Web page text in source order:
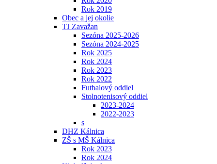
Rok 2019
Obec a jej okolie
TJ Zavažan
Sezóna 2025-2026
Sezóna 2024-2025
Rok 2025
Rok 2024
Rok 2023
Rok 2022
Futbalový oddiel
Stolnotenisový oddiel
2023-2024
2022-2023
s
DHZ Kálnica
ZŠ s MŠ Kálnica
Rok 2023
Rok 2024